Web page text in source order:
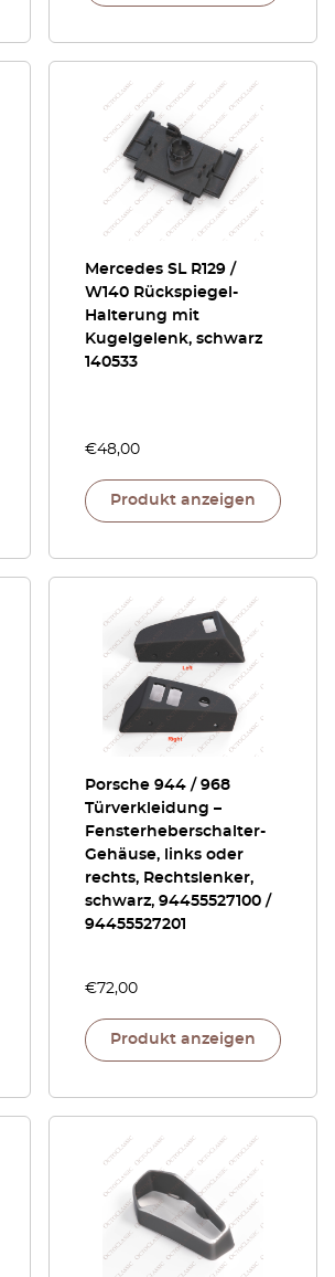
Mercedes SL R129 /
W140 Rückspiegel-
Halterung mit
Kugelgelenk, schwarz
140533
€48,00
Produkt anzeigen
Porsche 944 / 968
Türverkleidung –
Fensterheberschalter-
Gehäuse, links oder
rechts, Rechtslenker,
schwarz, 94455527100 /
94455527201
€72,00
Produkt anzeigen